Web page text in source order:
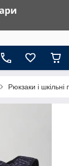
Рюкзаки і шкільні